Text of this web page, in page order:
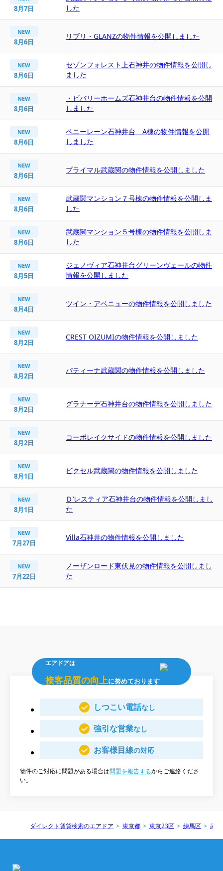
ダイレクト賃貸検索のエアドア 東京都 東京23区 練馬区 武
8月7日
した
NEW
8月6日
リブリ・GLANZの物件情報を公開しました
NEW
8月6日
セゾンフォレスト上石神井の物件情報を公開し
ました
NEW
8月6日
・ビバリーホームズ石神井台の物件情報を公開
しました
NEW
8月6日
ペニーレーン石神井台 A棟の物件情報を公開
しました
NEW
8月6日
プライマル武蔵関の物件情報を公開しました
NEW
8月6日
武蔵関マンション７号棟の物件情報を公開しま
した
NEW
8月6日
武蔵関マンション５号棟の物件情報を公開しま
した
NEW
8月5日
ジェノヴィア石神井台グリーンヴェールの物件
情報を公開しました
NEW
8月4日
ツイン・アベニューの物件情報を公開しました
NEW
8月2日
CREST OIZUMIの物件情報を公開しました
NEW
8月2日
パティーナ武蔵関の物件情報を公開しました
NEW
8月2日
グラナーデ石神井台の物件情報を公開しました
NEW
8月2日
コーポレイクサイドの物件情報を公開しました
NEW
8月1日
ビクセル武蔵関の物件情報を公開しました
NEW
8月1日
Ｄ‘レスティア石神井台の物件情報を公開しまし
た
NEW
7月27日
Villa石神井の物件情報を公開しました
NEW
7月22日
ノーザンロード東伏見の物件情報を公開しまし
た
エアドアは
接客品質の向上に努めております
しつこい電話なし
強引な営業なし
お客様目線の対応
物件のご対応に問題がある場合は問題を報告するからご連絡くださ
い。